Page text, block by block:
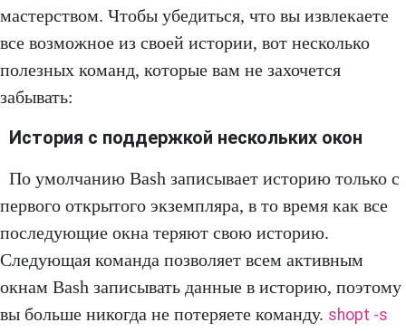
мастерством. Чтобы убедиться, что вы извлекаете
все возможное из своей истории, вот несколько
полезных команд, которые вам не захочется
забывать:
История с поддержкой нескольких окон
По умолчанию Bash записывает историю только с
первого открытого экземпляра, в то время как все
последующие окна теряют свою историю.
Следующая команда позволяет всем активным
окнам Bash записывать данные в историю, поэтому
вы больше никогда не потеряете команду. shopt -s